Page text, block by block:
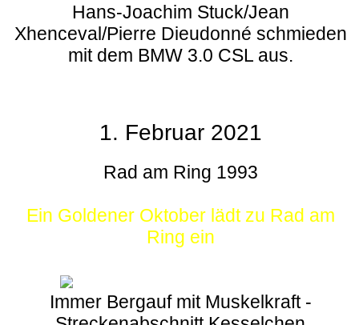
Hans-Joachim Stuck/Jean
Xhenceval/Pierre Dieudonné schmieden
mit dem BMW 3.0 CSL aus.
1. Februar 2021
Rad am Ring 1993
Ein Goldener Oktober lädt zu Rad am
Ring ein
Immer Bergauf mit Muskelkraft -